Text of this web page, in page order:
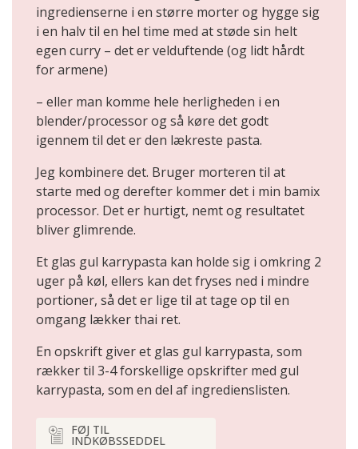
ingredienserne i en større morter og hygge sig
i en halv til en hel time med at støde sin helt
egen curry – det er velduftende (og lidt hårdt
for armene)
– eller man komme hele herligheden i en
blender/processor og så køre det godt
igennem til det er den lækreste pasta.
Jeg kombinere det. Bruger morteren til at
starte med og derefter kommer det i min bamix
processor. Det er hurtigt, nemt og resultatet
bliver glimrende.
Et glas gul karrypasta kan holde sig i omkring 2
uger på køl, ellers kan det fryses ned i mindre
portioner, så det er lige til at tage op til en
omgang lækker thai ret.
En opskrift giver et glas gul karrypasta, som
rækker til 3-4 forskellige opskrifter med gul
karrypasta, som en del af ingredienslisten.
FØJ TIL
INDKØBSSEDDEL